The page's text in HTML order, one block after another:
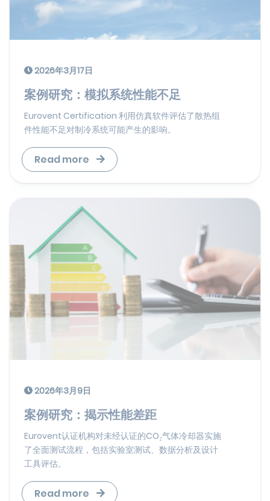
2026年3月17日
案例研究：模拟系统性能不足
Eurovent Certification 利用仿真软件评估了散热组
件性能不足对制冷系统可能产生的影响。
Read more
2026年3月9日
案例研究：揭示性能差距
Eurovent认证机构对未经认证的CO₂气体冷却器实施
了全面测试流程，包括实验室测试、数据分析及设计
工具评估。
Read more